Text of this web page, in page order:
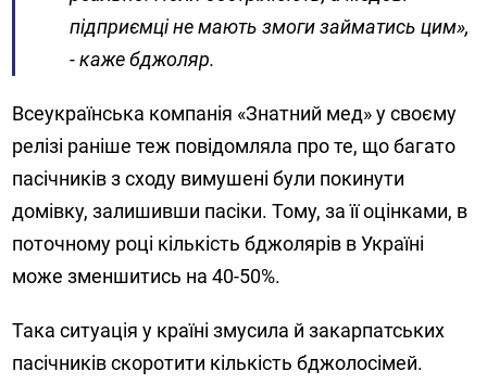
підприємці не мають змоги займатись цим»,
- каже бджоляр.
Всеукраїнська компанія «Знатний мед» у своєму
релізі раніше теж повідомляла про те, що багато
пасічників з сходу вимушені були покинути
домівку, залишивши пасіки. Тому, за її оцінками, в
поточному році кількість бджолярів в Україні
може зменшитись на 40-50%.
Така ситуація у країні змусила й закарпатських
пасічників скоротити кількість бджолосімей.